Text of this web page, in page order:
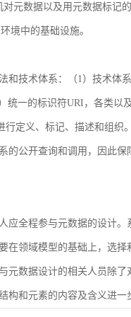
元数据以及用元数据标记
境中的基础设施。
技术体系：（1）技术体
统一的标识符URI，各类以
定义、标记、描述和组织
的公开查询和调用，因此保
应全程参与元数据的设计。
在领域模型的基础上，选
元数据设计的相关人员除了
和元素的内容及含义进一